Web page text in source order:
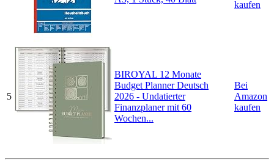
kaufen
5
BIROYAL 12 Monate
Budget Planner Deutsch
2026 - Undatierter
Finanzplaner mit 60
Wochen...
Bei
Amazon
kaufen